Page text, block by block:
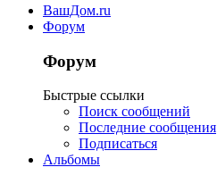
ВашДом.ru
Форум
Форум
Быстрые ссылки
Поиск сообщений
Последние сообщения
Подписаться
Альбомы